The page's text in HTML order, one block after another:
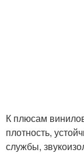
К плюсам
плотность,
службы,